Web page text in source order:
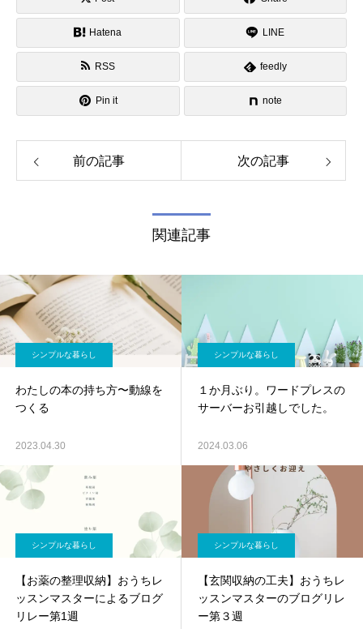
Hatena LINE
RSS feedly
Pin it note
前の記事 次の記事
関連記事
シンプルな暮らし
わたしの本の持ち方〜動線を
つくる
2023.04.30
シンプルな暮らし
１か月ぶり。ワードプレスの
サーバーお引越しでした。
2024.03.06
シンプルな暮らし
【お薬の整理収納】おうちレ
ッスンマスターによるブログ
リレー第1週
シンプルな暮らし
【玄関収納の工夫】おうちレ
ッスンマスターのブログリレ
ー第３週